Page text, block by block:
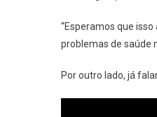
“Esperamos que
problemas de saúde
Por outro lado, já